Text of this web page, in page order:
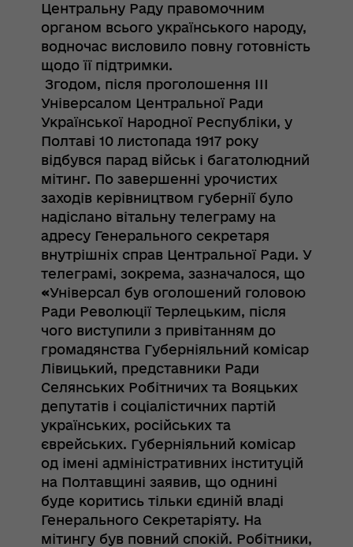
Центральну Раду правомочним
органом всього українського народу,
водночас висловило повну готовність
щодо її підтримки.
Згодом, після проголошення ІІІ
Універсалом Центральної Ради
Української Народної Республіки, у
Полтаві 10 листопада 1917 року
відбувся парад військ і багатолюдний
мітинг. По завершенні урочистих
заходів керівництвом губернії було
надіслано вітальну телеграму на
адресу Генерального секретаря
внутрішніх справ Центральної Ради. У
телеграмі, зокрема, зазначалося, що
«Універсал був оголошений головою
Ради Революції Терлецьким, після
чого виступили з привітанням до
громадянства Губерніяльний комісар
Лівицький, представники Ради
Селянських Робітничих та Вояцьких
депутатів і соціалістичних партій
українських, російських та
єврейських. Губерніяльний комісар
од імені адміністративних інституцій
на Полтавщині заявив, що однині
буде коритись тільки єдиній владі
Генерального Секретаріяту. На
мітингу був повний спокій. Робітники,